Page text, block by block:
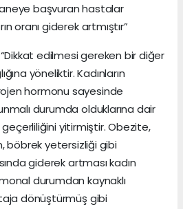
başvuran hastalar
oranı giderek artmıştır”
edilmesi gereken bir diğer
yöneliktir. Kadınların
hormonu sayesinde
durumda olduklarına dair
geçerliliğini yitirmiştir. Obezite,
böbrek yetersizliği gibi
giderek artması kadın
durumdan kaynaklı
dönüştürmüş gibi